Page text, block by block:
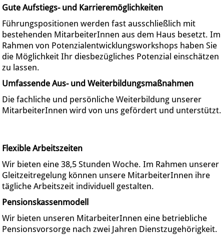
Gute Aufstiegs- und Karrieremöglichkeiten
Führungspositionen werden fast ausschließlich mit
bestehenden MitarbeiterInnen aus dem Haus besetzt. Im
Rahmen von Potenzialentwicklungsworkshops haben Sie
die Möglichkeit Ihr diesbezügliches Potenzial einschätzen
zu lassen.
Umfassende Aus- und Weiterbildungsmaßnahmen
Die fachliche und persönliche Weiterbildung unserer
MitarbeiterInnen wird von uns gefördert und unterstützt.
Flexible Arbeitszeiten
Wir bieten eine 38,5 Stunden Woche. Im Rahmen unserer
Gleitzeitregelung können unsere MitarbeiterInnen ihre
tägliche Arbeitszeit individuell gestalten.
Pensionskassenmodell
Wir bieten unseren MitarbeiterInnen eine betriebliche
Pensionsvorsorge nach zwei Jahren Dienstzugehörigkeit.